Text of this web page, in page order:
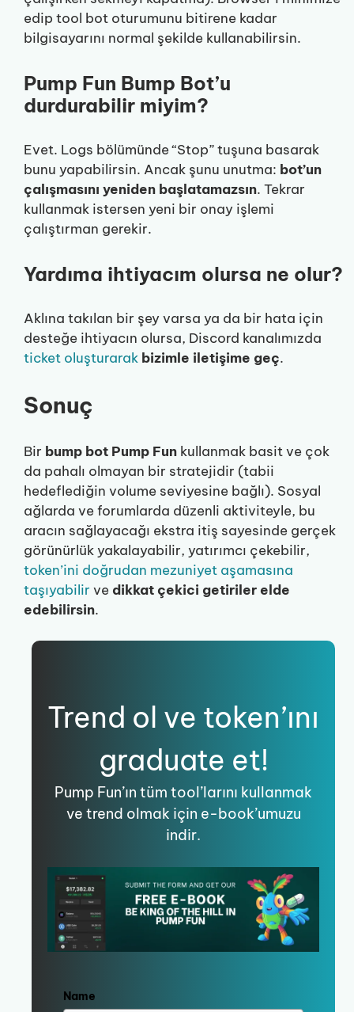
edip tool bot oturumunu bitirene kadar
bilgisayarını normal şekilde kullanabilirsin.
Pump Fun Bump Bot’u
durdurabilir miyim?
Evet. Logs bölümünde “Stop” tuşuna basarak
bunu yapabilirsin. Ancak şunu unutma: bot’un
çalışmasını yeniden başlatamazsın. Tekrar
kullanmak istersen yeni bir onay işlemi
çalıştırman gerekir.
Yardıma ihtiyacım olursa ne olur?
Aklına takılan bir şey varsa ya da bir hata için
desteğe ihtiyacın olursa, Discord kanalımızda
ticket oluşturarak bizimle iletişime geç.
Sonuç
Bir bump bot Pump Fun kullanmak basit ve çok
da pahalı olmayan bir stratejidir (tabii
hedeflediğin volume seviyesine bağlı). Sosyal
ağlarda ve forumlarda düzenli aktiviteyle, bu
aracın sağlayacağı ekstra itiş sayesinde gerçek
görünürlük yakalayabilir, yatırımcı çekebilir,
token’ini doğrudan mezuniyet aşamasına
taşıyabilir ve dikkat çekici getiriler elde
edebilirsin.
Trend ol ve token’ını
graduate et!
Pump Fun’ın tüm tool’larını kullanmak
ve trend olmak için e-book’umuzu
indir.
Name